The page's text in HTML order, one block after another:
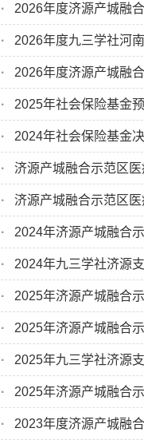
· 2026年度济源产城融
· 2026年度九三学社河
· 2026年度济源产城融
· 2025年社会保险基金
· 2024年社会保险基金
· 济源产城融合示范区
· 济源产城融合示范区
· 2024年济源产城融合
· 2024年九三学社济源
· 2025年济源产城融合
· 2025年济源产城融合
· 2025年九三学社济源
· 2025年济源产城融合
· 2023年度济源产城融